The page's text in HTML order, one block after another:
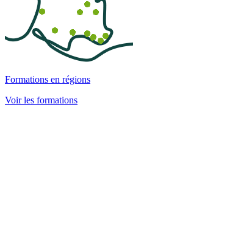
Formations en régions
Voir les formations